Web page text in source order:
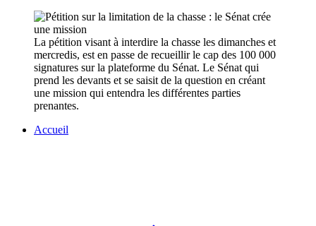
La pétition visant à interdire la chasse les dimanches et
mercredis, est en passe de recueillir le cap des 100 000
signatures sur la plateforme du Sénat. Le Sénat qui
prend les devants et se saisit de la question en créant
une mission qui entendra les différentes parties
prenantes.
Accueil